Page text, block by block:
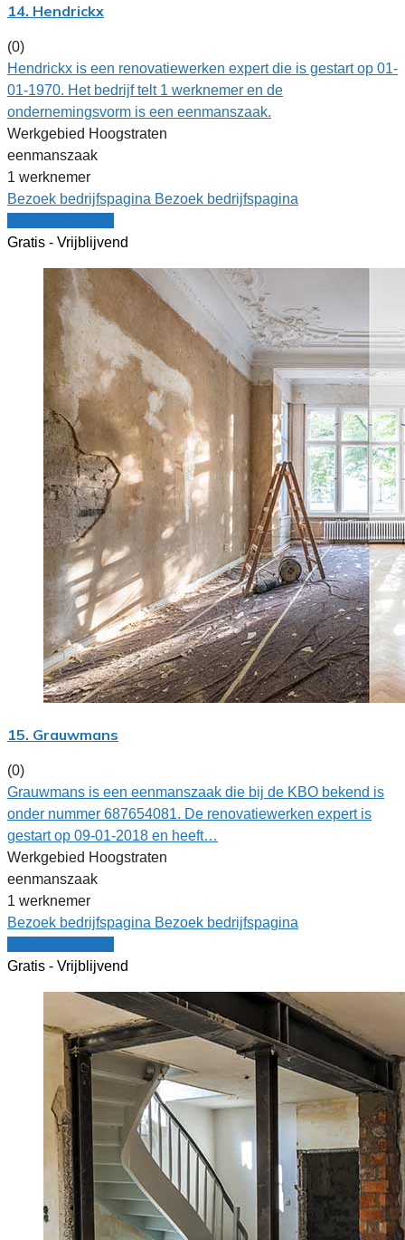
14. Hendrickx
(0)
Hendrickx is een renovatiewerken expert die is gestart op 01-
01-1970. Het bedrijf telt 1 werknemer en de
ondernemingsvorm is een eenmanszaak.
Werkgebied Hoogstraten
eenmanszaak
1 werknemer
Bezoek bedrijfspagina Bezoek bedrijfspagina
Gratis - Vrijblijvend
15. Grauwmans
(0)
Grauwmans is een eenmanszaak die bij de KBO bekend is
onder nummer 687654081. De renovatiewerken expert is
gestart op 09-01-2018 en heeft…
Werkgebied Hoogstraten
eenmanszaak
1 werknemer
Bezoek bedrijfspagina Bezoek bedrijfspagina
Gratis - Vrijblijvend